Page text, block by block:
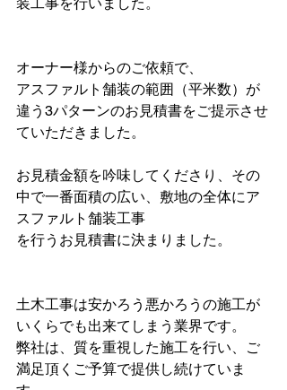
オーナー様からのご依頼で、
アスファルト舗装の範囲（平米数）が
違う3パターンのお見積書をご提示させ
ていただきました。
お見積金額を吟味してくださり、その
中で一番面積の広い、敷地の全体にア
スファルト舗装工事
を行うお見積書に決まりました。
土木工事は安かろう悪かろうの施工が
いくらでも出来てしまう業界です。
弊社は、質を重視した施工を行い、ご
満足頂くご予算で提供し続けていま